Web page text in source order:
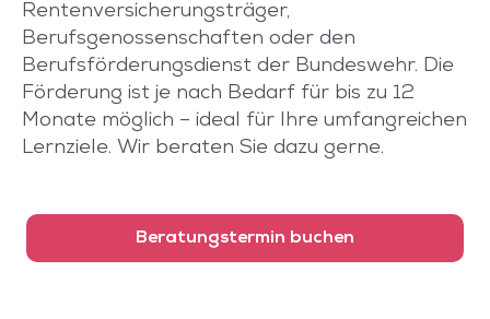
Rentenversicherungsträger,
Berufsgenossenschaften oder den
Berufsförderungsdienst der Bundeswehr. Die
Förderung ist je nach Bedarf für bis zu 12
Monate möglich – ideal für Ihre umfangreichen
Lernziele. Wir beraten Sie dazu gerne.
Beratungstermin buchen